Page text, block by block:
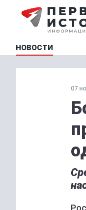
НОВОСТИ
07